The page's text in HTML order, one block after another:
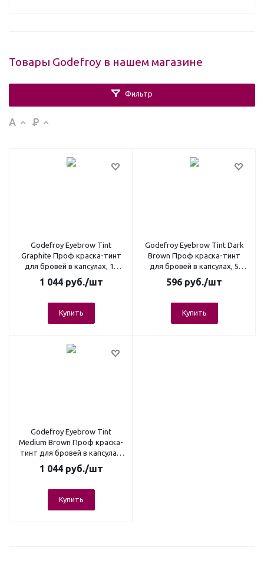
Товары Godefroy в нашем магазине
Фильтр
Godefroy Eyebrow Tint
Graphite Проф краска-тинт
для бровей в капсулах, 10
капсул+оксид (графит)
1 044руб./шт
Купить
Godefroy Eyebrow Tint Dark
Brown Проф краска-тинт
для бровей в капсулах, 5
капсул (тем-корич)
596 руб./шт
Купить
Godefroy Eyebrow Tint
Medium Brown Проф краска-
тинт для бровей в капсулах,
10 капсул+оксид(корич)
1 044руб./шт
Купить